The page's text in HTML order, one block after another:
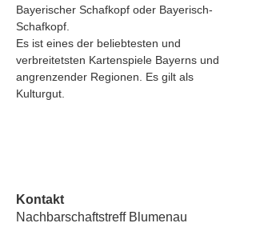
Bayerischer Schafkopf oder Bayerisch-
Schafkopf.
Es ist eines der beliebtesten und
verbreitetsten Kartenspiele Bayerns und
angrenzender Regionen. Es gilt als
Kulturgut.
Kontakt
Nachbarschaftstreff Blumenau